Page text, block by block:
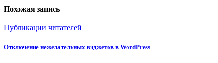
записям
Похожая запись
Публикации читателей
Отключение нежелательных виджетов в WordPress